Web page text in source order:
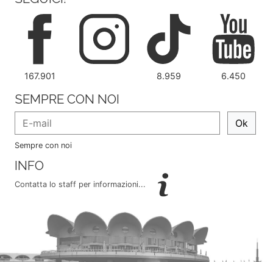
167.901 8.959 6.450
SEMPRE CON NOI
Ok
Sempre con noi
INFO
Contatta lo staff per informazioni...